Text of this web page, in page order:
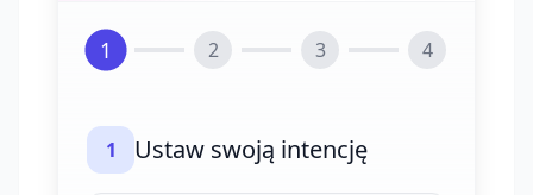
1 2 3 4
1 Ustaw swoją intencję